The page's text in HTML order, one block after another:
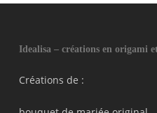
Idealisa – créations en origami
Créations de :